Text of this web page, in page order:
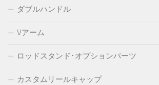
ダブルハンドル
Vアーム
ロッドスタンド･オプションパーツ
カスタムリールキャップ